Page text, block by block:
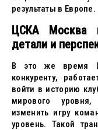
результаты в Европе.
ЦСКА Москва
детали и
В это же время
конкуренту,
войти в историю
мирового
изменить игру
уровень. Такой